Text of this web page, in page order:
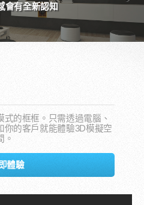
會有全新認知
Next
的框框。只需透過電腦、
你的客戶就能體驗3D模擬空
。
體驗